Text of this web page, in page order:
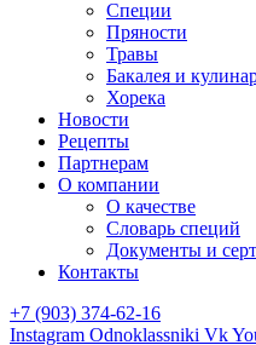
Специи
Пряности
Травы
Бакалея и
Хорека
Новости
Рецепты
Партнерам
О компании
О качестве
Словарь специй
Документы и
Контакты
+7 (903) 374-62-16
Instagram Odnoklassniki Vk